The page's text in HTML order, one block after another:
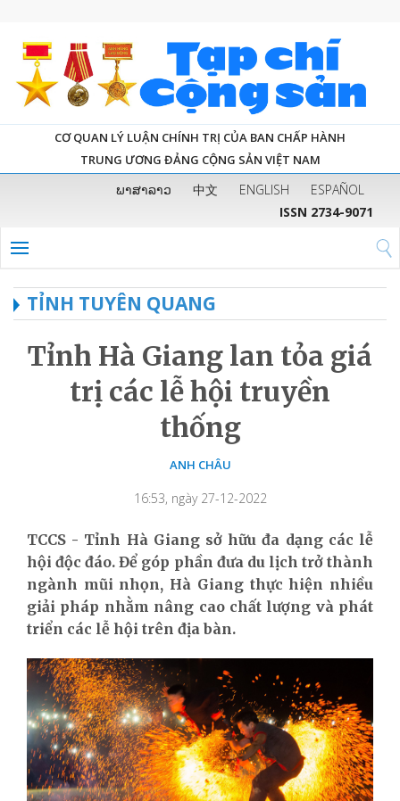
CƠ QUAN LÝ LUẬN CHÍNH TRỊ CỦA BAN CHẤP HÀNH
TRUNG ƯƠNG ĐẢNG CỘNG SẢN VIỆT NAM
ພາສາລາວ 中文 ENGLISH
ESPAÑOL
ISSN 2734-9071
TỈNH TUYÊN QUANG
Tỉnh Hà Giang lan tỏa giá
trị các lễ hội truyền
thống
ANH CHÂU
16:53, ngày 27-12-2022
TCCS - Tỉnh Hà Giang sở hữu đa dạng các lễ
hội độc đáo. Để góp phần đưa du lịch trở thành
ngành mũi nhọn, Hà Giang thực hiện nhiều
giải pháp nhằm nâng cao chất lượng và phát
triển các lễ hội trên địa bàn.